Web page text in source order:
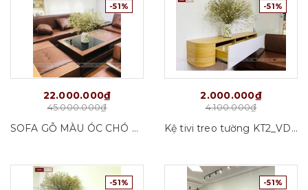
-51%
22.000.000₫
45.000.000₫
SOFA GỖ MÀU ÓC CHÓ SF02_VD01
-51%
2.000.000₫
4.100.000₫
Kệ tivi treo tường KT2_VD01
-51% -51%